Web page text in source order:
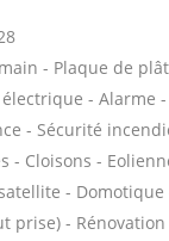
- Plaque de
- Alarme
- Sécurité
- Cloisons -
-
prise) -